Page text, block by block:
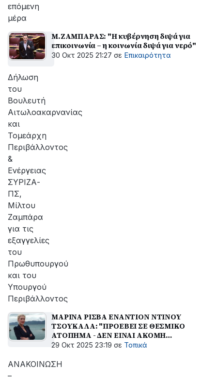
επόμενη
μέρα
Μ.ΖΑΜΠΑΡΑΣ: "Η κυβέρνηση διψά για
επικοινωνία – η κοινωνία διψά για νερό"
30 Οκτ 2025 21:27 σε Επικαιρότητα
Δήλωση
του
Βουλευτή
Αιτωλοακαρνανίας
και
Τομεάρχη
Περιβάλλοντος
&
Ενέργειας
ΣΥΡΙΖΑ-
ΠΣ,
Μίλτου
Ζαμπάρα
για τις
εξαγγελίες
του
Πρωθυπουργού
και του
Υπουργού
Περιβάλλοντος
ΜΑΡΙΝΑ ΡΙΣΒΑ ΕΝΑΝΤΙΟΝ ΝΤΙΝΟΥ
ΤΣΟΥΚΑΛΑ: "ΠΡΟΕΒΕΙ ΣΕ ΘΕΣΜΙΚΟ
ΑΤΟΠΗΜΑ - ΔΕΝ ΕΙΝΑΙ ΑΚΟΜΗ
ΑΝΤΙΔΗΜΑΡΧΟΣ ΚΟΙΝΩΝΙΚΗΣ
29 Οκτ 2025 23:19 σε Τοπικά
ΑΝΑΚΟΙΝΩΣΗ
–